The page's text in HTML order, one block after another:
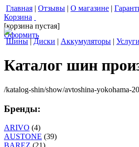
Главная | Отзывы | О магазине |
Корзина
[корзина пустая]
Оформить
Шины | Диски | Аккумуляторы |
Каталог шин
/katalog-shin/show/avtoshina-yokohama-
Бренды:
ARIVO (4)
AUSTONE (39)